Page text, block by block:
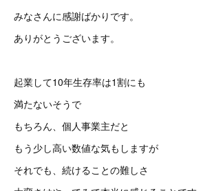
みなさんに感謝ばかりです。
ありがとうございます。
起業して10年生存率は1割にも
満たないそうで
もちろん、個人事業主だと
もう少し高い数値な気もしますが
それでも、続けることの難しさ